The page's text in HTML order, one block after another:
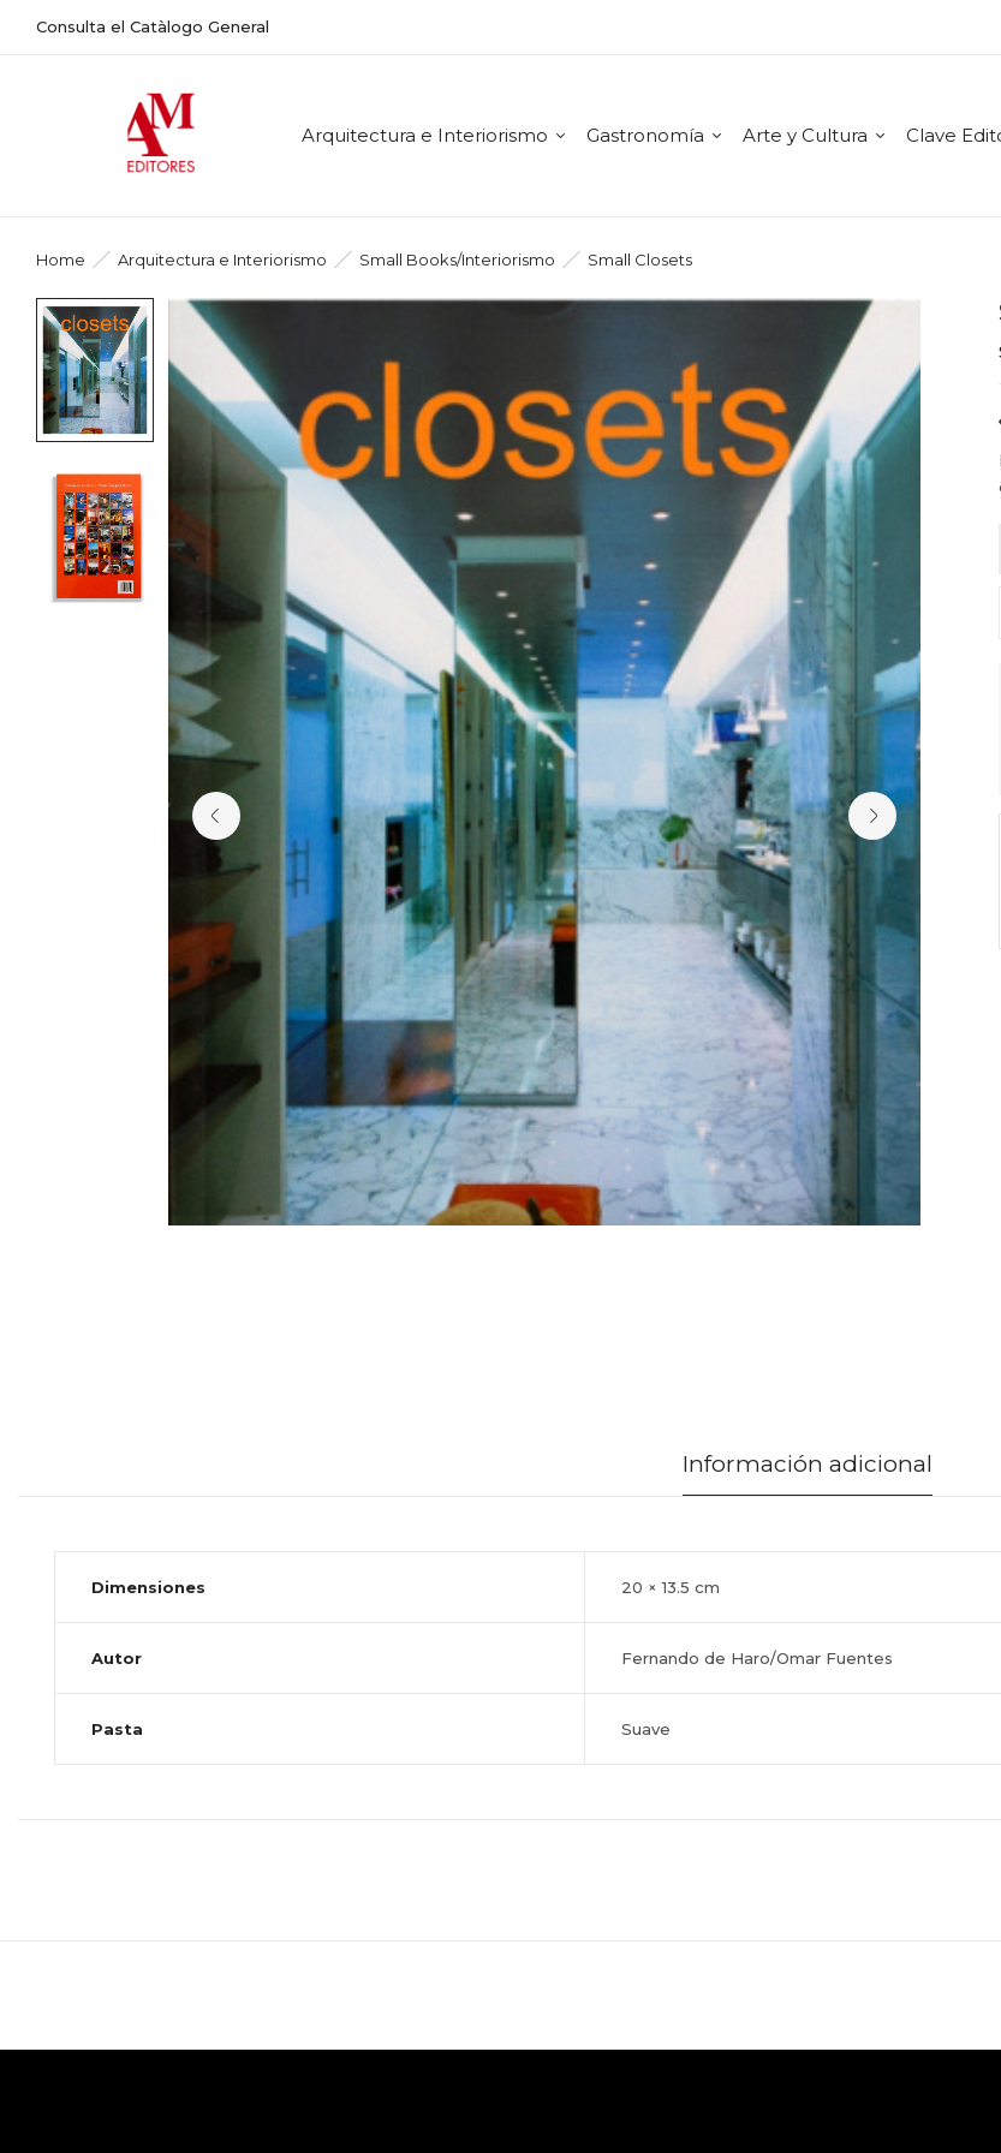
Consulta el Catàlogo General
Arquitectura e Interiorismo Gastronomía Arte y Cultura Clave
Home Arquitectura e Interiorismo Small Books/Interiorismo Small Closets
Información adicional
Dimensiones 20 × 13.5 cm
Autor Fernando de Haro/Omar Fuentes
Pasta Suave